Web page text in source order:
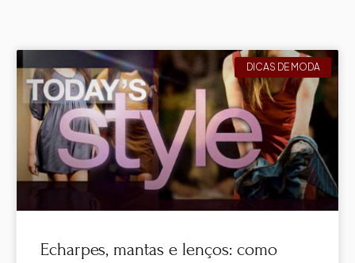
DICAS DE MODA
Echarpes, mantas e lenços: como